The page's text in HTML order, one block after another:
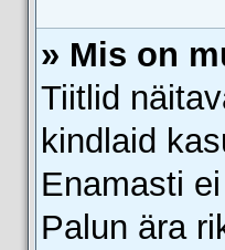
» Mis on
Tiitlid
kindlaid
Enamasti
Palun ära